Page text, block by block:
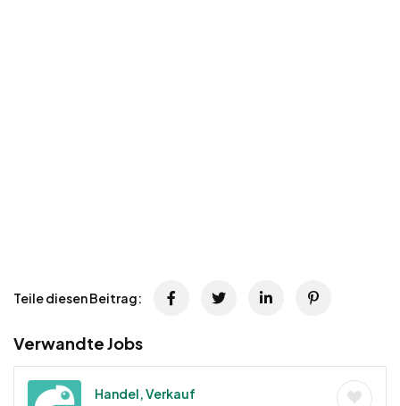
Teile diesen Beitrag:
Verwandte Jobs
Handel, Verkauf